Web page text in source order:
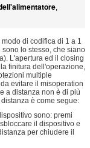
,
di codifica di 1 a 1
lo stesso, che siano
L'apertura ed il closing
finitura dell'operazione,
multiple
evitare il misoperation
a distanza non è di più
è come segue:
sono: premi
il dispositivo e
per chiudere il